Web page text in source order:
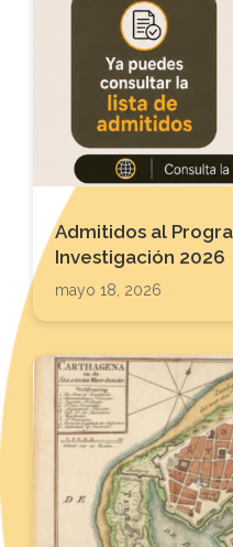
Admitidos al
Investigación 2026
mayo 18, 2026